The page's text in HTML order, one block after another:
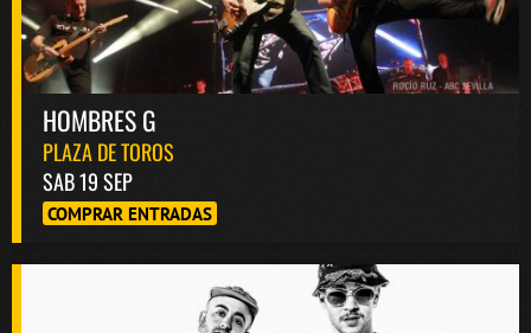
HOMBRES G
PLAZA DE TOROS
SAB 19 SEP
COMPRAR ENTRADAS